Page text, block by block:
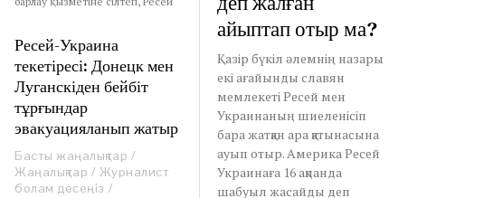
айыптап отыр ма?
Қазір бүкіл әлемнің назары
екі ағайынды славян
мемлекеті Ресей мен
Украинаның шиеленісіп
бара жатқан ара қатынасына
ауып отыр. Америка Ресей
Украинаға 16 ақпанда
шабуыл жасайды деп
Ресей-Украина
текетіресі: Донецк мен
Луганскіден бейбіт
тұрғындар
эвакуацияланып жатыр
Басты жаңалықтар /
Жаңалықтар / Журналист
болам десеңіз /